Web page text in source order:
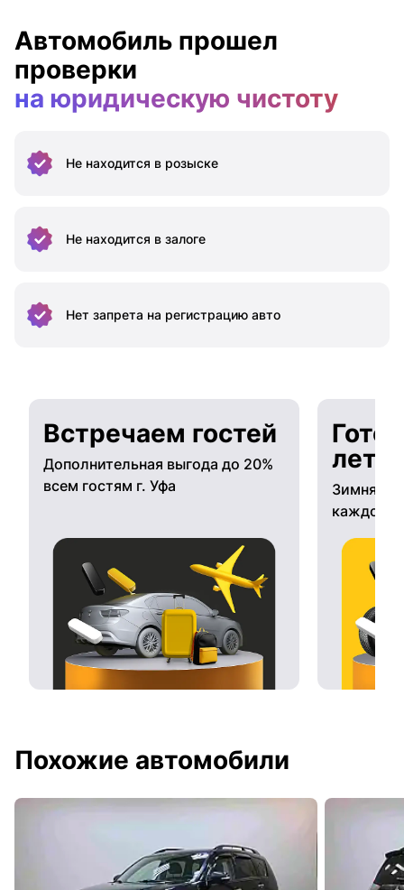
Автомобиль прошел
проверки
на юридическую чистоту
Не находится в розыске
Не находится в залоге
Нет запрета на регистрацию авто
Встречаем гостей
Дополнительная выгода до 20%
всем гостям г. Уфа
Зимняя
каждому
Похожие автомобили